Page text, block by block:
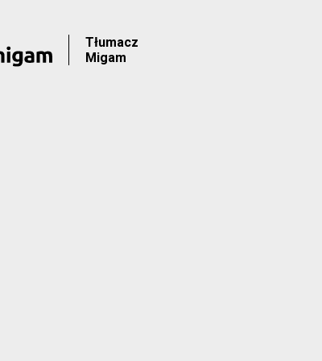
Tłumacz
Migam